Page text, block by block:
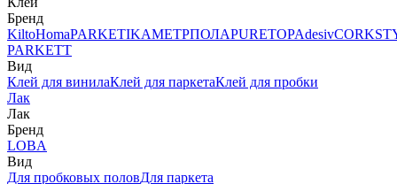
Бренд
KiltoHomaPARKETIKAМЕТРПОЛАPURETOPAdesiv
PARKETT
Вид
Клей для винилаКлей для паркетаКлей для пробки
Лак
Лак
Бренд
LOBA
Вид
Для пробковых половДля паркета